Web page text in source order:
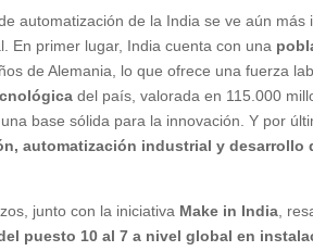
automatización de la India se ve aún
En primer lugar, India cuenta con una
de Alemania, lo que ofrece una fuerza
del país, valorada en 115.000
base sólida para la innovación. Y por
automatización industrial y desarrollo
junto con la iniciativa Make in India ,
puesto 10 al 7 a nivel global en